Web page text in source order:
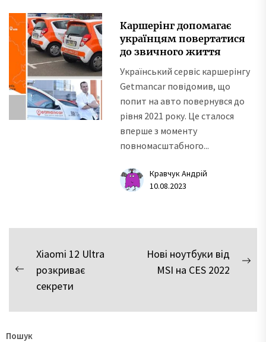
Каршерінг допомагає
українцям повертатися
до звичного життя
Український сервіс каршерінгу
Getmancar повідомив, що
попит на авто повернувся до
рівня 2021 року. Це сталося
вперше з моменту
повномасштабного...
Кравчук Андрій
10.08.2023
Навігація
записів
Previous
Xiaomi 12 Ultra
розкриває
секрети
Нові ноутбуки від
MSI на CES 2022
Пошук